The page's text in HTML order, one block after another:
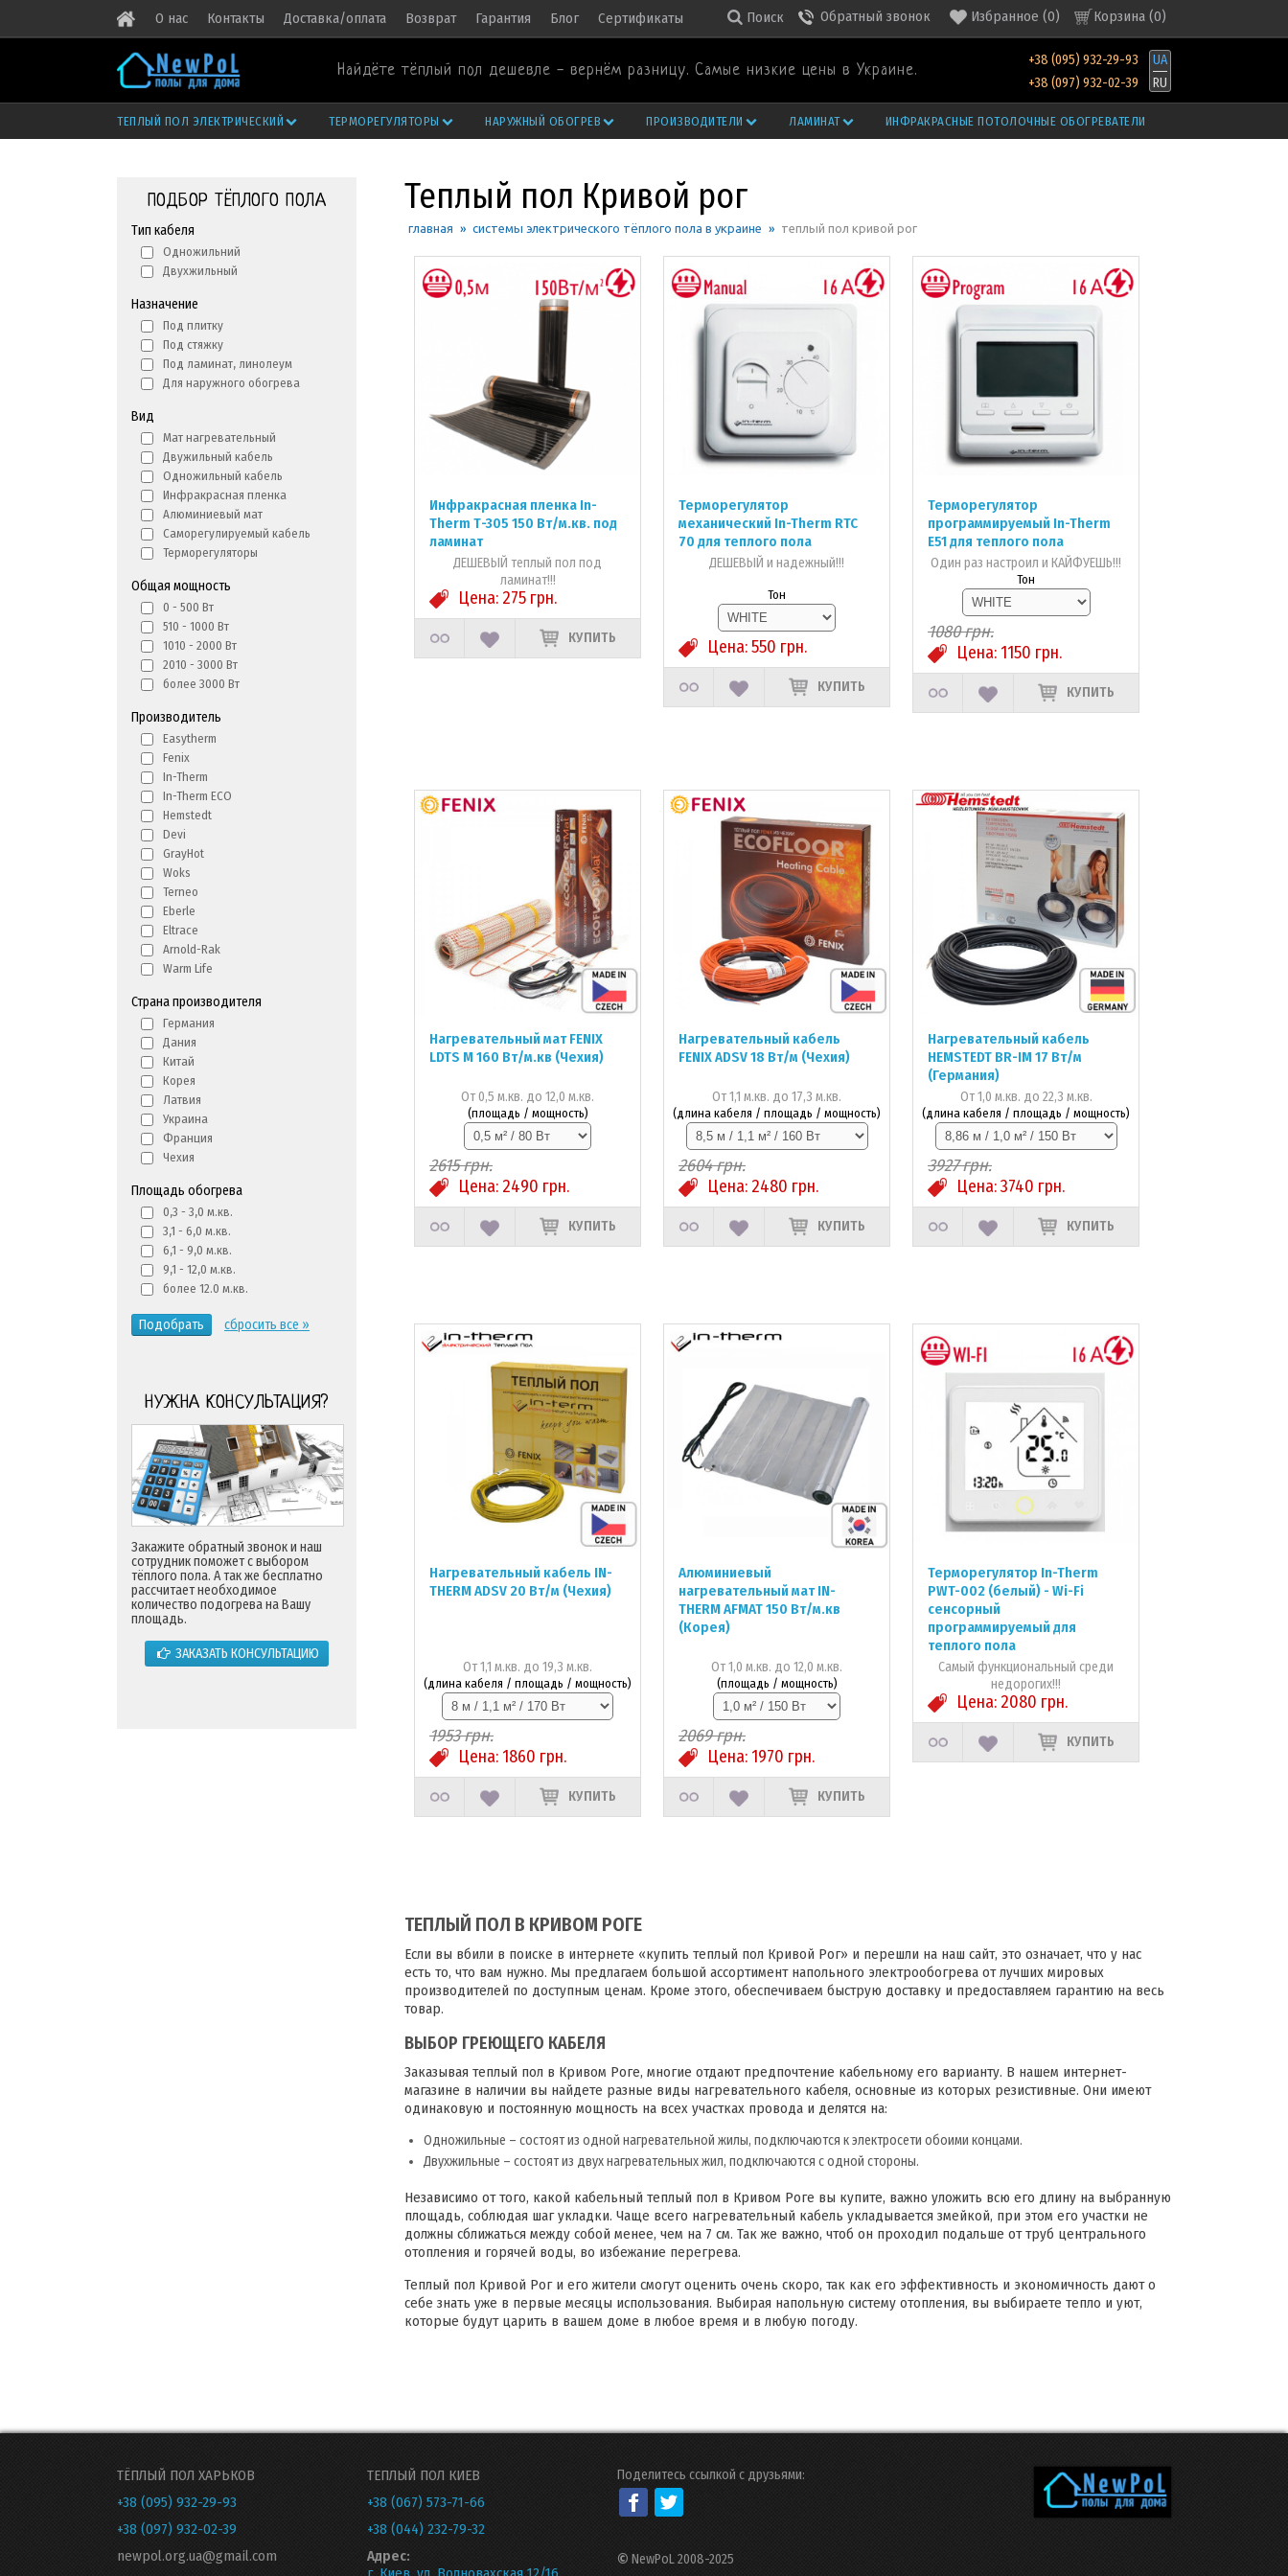
О нас Контакты Доставка/оплата Возврат Гарантия Блог Сертификаты Корзина (0)
Избранное (0)
Обратный звонок
Поиск
Найдёте тёплый пол дешевле - вернём разницу. Самые низкие цены в Украине.
+38 (095) 932-29-93
+38 (097) 932-02-39
UA
RU
ТЕПЛЫЙ ПОЛ ЭЛЕКТРИЧЕСКИЙ ТЕРМОРЕГУЛЯТОРЫ НАРУЖНЫЙ ОБОГРЕВ ПРОИЗВОДИТЕЛИ ЛАМИНАТ ИНФРАКРАСНЫЕ ПОТОЛОЧНЫЕ ОБОГРЕВАТЕЛИ
ПОДБОР ТЁПЛОГО ПОЛА
Тип кабеля
Одножильний
Двухжильный
Назначение
Под плитку
Под стяжку
Под ламинат, линолеум
Для наружного обогрева
Вид
Мат нагревательный
Двужильный кабель
Одножильный кабель
Инфракрасная пленка
Алюминиевый мат
Саморегулируемый кабель
Терморегуляторы
Общая мощность
0 - 500 Вт
510 - 1000 Вт
1010 - 2000 Вт
2010 - 3000 Вт
более 3000 Вт
Производитель
Easytherm
Fenix
In-Therm
In-Therm ECO
Hemstedt
Devi
GrayHot
Woks
Terneo
Eberle
Eltrace
Arnold-Rak
Warm Life
Страна производителя
Германия
Дания
Китай
Корея
Латвия
Украина
Франция
Чехия
Площадь обогрева
0,3 - 3,0 м.кв.
3,1 - 6,0 м.кв.
6,1 - 9,0 м.кв.
9,1 - 12,0 м.кв.
более 12.0 м.кв.
Подобрать сбросить все »
НУЖНА КОНСУЛЬТАЦИЯ?
Закажите обратный звонок и наш
сотрудник поможет с выбором
тёплого пола. А так же бесплатно
рассчитает необходимое
количество подогрева на Вашу
площадь.
ЗАКАЗАТЬ КОНСУЛЬТАЦИЮ
Теплый пол Кривой рог
главная » системы электрического тёплого пола в украине » теплый пол кривой рог
Инфракрасная пленка In-
Therm Т-305 150 Вт/м.кв. под
ламинат
ДЕШЕВЫЙ теплый пол под
ламинат!!!
Цена: 275 грн.
КУПИТЬ
Терморегулятор
механический In-Therm RTC
70 для теплого пола
ДЕШЕВЫЙ и надежный!!!
Тон
Цена:550 грн.
КУПИТЬ
Терморегулятор
программируемый In-Therm
Е51 для теплого пола
Один раз настроил и КАЙФУЕШЬ!!!
Тон
1080грн.
Цена: 1150 грн.
КУПИТЬ
Нагревательный мат FENIX
LDTS M 160 Вт/м.кв (Чехия)
От 0,5 м.кв. до 12,0 м.кв.
(площадь / мощность)
2615грн.
Цена: 2490 грн.
КУПИТЬ
Нагревательный кабель
FENIX ADSV 18 Вт/м (Чехия)
От 1,1 м.кв. до 17,3 м.кв.
(длина кабеля / площадь / мощность)
2604грн.
Цена: 2480 грн.
КУПИТЬ
Нагревательный кабель
HEMSTEDT BR-IM 17 Вт/м
(Германия)
От 1,0 м.кв. до 22,3 м.кв.
(длина кабеля / площадь / мощность)
3927грн.
Цена:3740 грн.
КУПИТЬ
Нагревательный кабель IN-
THERM ADSV 20 Вт/м (Чехия)
От 1,1 м.кв. до 19,3 м.кв.
(длина кабеля / площадь / мощность)
1953грн.
Цена: 1860 грн.
КУПИТЬ
Алюминиевый
нагревательный мат IN-
THERM AFMAT 150 Вт/м.кв
(Корея)
От 1,0 м.кв. до 12,0 м.кв.
(площадь / мощность)
2069грн.
Цена: 1970 грн.
КУПИТЬ
Терморегулятор In-Therm
PWT-002 (белый) - Wi-Fi
сенсорный
программируемый для
теплого пола
Самый функциональный среди
недорогих!!!
Цена: 2080 грн.
КУПИТЬ
ТЕПЛЫЙ ПОЛ В КРИВОМ РОГЕ
Если вы вбили в поиске в интернете «купить теплый пол Кривой Рог» и перешли на наш сайт, это означает, что у нас
есть то, что вам нужно. Мы предлагаем большой ассортимент напольного электрообогрева от лучших мировых
производителей по доступным ценам. Кроме этого, обеспечиваем быструю доставку и предоставляем гарантию на весь
товар.
ВЫБОР ГРЕЮЩЕГО КАБЕЛЯ
Заказывая теплый пол в Кривом Роге, многие отдают предпочтение кабельному его варианту. В нашем интернет-
магазине в наличии вы найдете разные виды нагревательного кабеля, основные из которых резистивные. Они имеют
одинаковую и постоянную мощность на всех участках провода и делятся на:
Одножильные – состоят из одной нагревательной жилы, подключаются к электросети обоими концами.
Двухжильные – состоят из двух нагревательных жил, подключаются с одной стороны.
Независимо от того, какой кабельный теплый пол в Кривом Роге вы купите, важно уложить всю его длину на выбранную
площадь, соблюдая шаг укладки. Чаще всего нагревательный кабель укладывается змейкой, при этом его участки не
должны сближаться между собой менее, чем на 7 см. Так же важно, чтоб он проходил подальше от труб центрального
отопления и горячей воды, во избежание перегрева.
Теплый пол Кривой Рог и его жители смогут оценить очень скоро, так как его эффективность и экономичность дают о
себе знать уже в первые месяцы использования. Выбирая напольную систему отопления, вы выбираете тепло и уют,
которые будут царить в вашем доме в любое время и в любую погоду.
ТЁПЛЫЙ ПОЛ ХАРЬКОВ
+38 (095) 932-29-93
+38 (097) 932-02-39
newpol.org.ua@gmail.com
ТЕПЛЫЙ ПОЛ КИЕВ
+38 (067) 573-71-66
+38 (044) 232-79-32
Адрес:
Поделитесь ссылкой с друзьями:
© NewPoL 2008-2025